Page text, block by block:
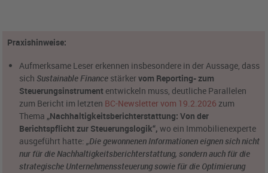
Praxishinweise:
Aufmerksame Leser erkennen insbesondere in der Aussage, dass
sich Sustainable Finance stärkervom Reporting- zum
Steuerungsinstrument entwickeln muss, deutliche Parallelen
zum Bericht im letzten BC-Newsletter vom 19.2.2026 zum
Thema „Nachhaltigkeitsberichterstattung: Von der
Berichtspflicht zur Steuerungslogik“, wo ein Immobilienexperte
ausgeführt hatte:„Die gewonnenen Informationen eignen sich nicht
nur für die Nachhaltigkeitsberichterstattung, sondern auch für die
strategische Unternehmenssteuerung sowie für die Optimierung